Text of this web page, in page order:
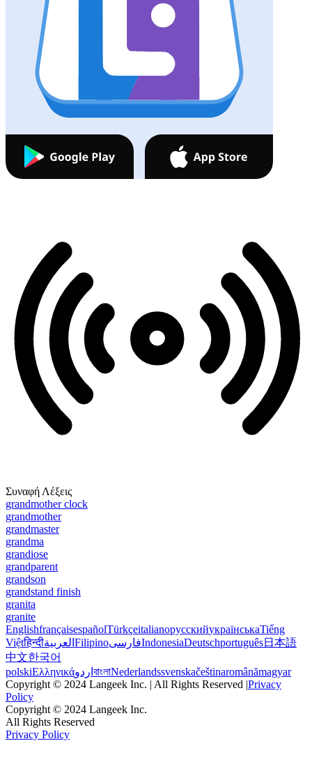
Συναφή Λέξεις
grandmother clock
grandmother
grandmaster
grandma
grandiose
grandparent
grandson
grandstand finish
granita
granite
EnglishfrançaisespañolTürkçeitalianoрусскийукраїнськаTiếng
Việtहिन्दीالعربية FilipinoفارسیIndonesiaDeutschportuguês日本語
中文한국어
polskiΕλληνικάاردو বাংলাNederlandssvenskačeštinaromânămagyar
Copyright © 2024 Langeek Inc. | All Rights Reserved |Privacy
Policy
Copyright © 2024 Langeek Inc.
All Rights Reserved
Privacy Policy